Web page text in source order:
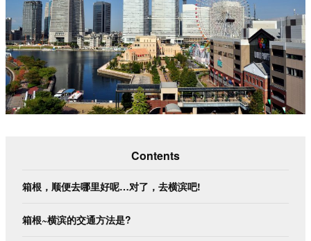
Contents
箱根，顺便去哪里好呢…对了，去横滨吧!
箱根~横滨的交通方法是?